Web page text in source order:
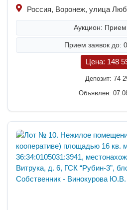
Россия, Воронеж, улица
Аукцион: Прием
Прием заявок до:
Цена: 148
Депозит: 74
Объявлен: